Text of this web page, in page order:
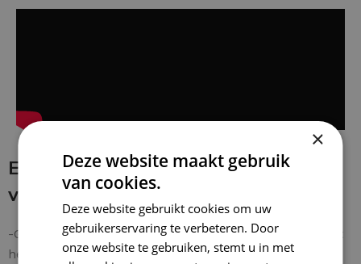
Eigenschappen industriële epoxy
vloercoating:
-Geschikt voor zwaar gebruik denk aan bereiding met
heftrucks etc.
×
Deze website maakt gebruik
van cookies.
Deze website gebruikt cookies om uw
gebruikerservaring te verbeteren. Door
onze website te gebruiken, stemt u in met